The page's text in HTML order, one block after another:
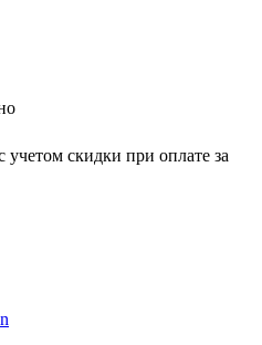
учетом скидки при оплате за